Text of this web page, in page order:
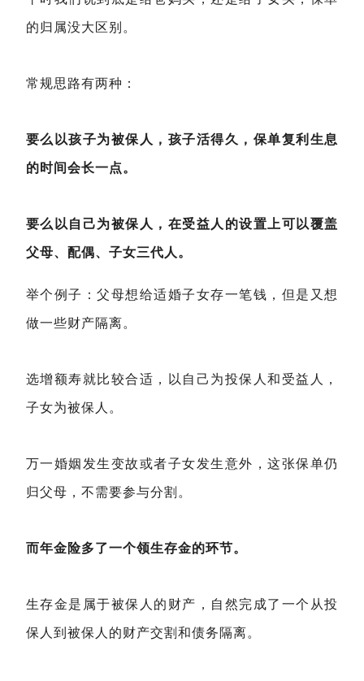
的归属没大区别。
常规思路有两种：
要么以孩子为被保人，孩子活得久，保单复利生息
的时间会长一点。
要么以自己为被保人，在受益人的设置上可以覆盖
父母、配偶、子女三代人。
举个例子：父母想给适婚子女存一笔钱，但是又想
做一些财产隔离。
选增额寿就比较合适，以自己为投保人和受益人，
子女为被保人。
万一婚姻发生变故或者子女发生意外，这张保单仍
归父母，不需要参与分割。
而年金险多了一个领生存金的环节。
生存金是属于被保人的财产，自然完成了一个从投
保人到被保人的财产交割和债务隔离。